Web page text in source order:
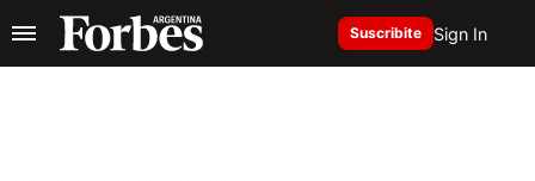
Suscribite Sign In